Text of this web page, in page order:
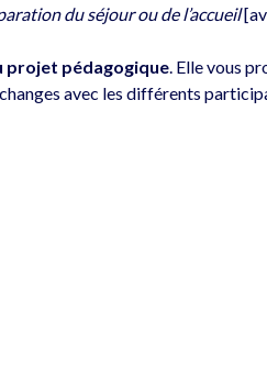
du séjour ou de l’accueil
projet pédagogique. Elle vous